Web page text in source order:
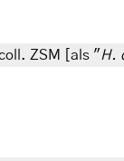
ZSM [als "H.